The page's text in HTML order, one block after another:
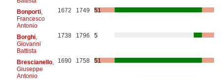
Bonporti,
Francesco
Antonio
1672 1749 51
Borghi,
Giovanni
Battista
1738 1796 5
Brescianello,
Giuseppe
Antonio
1690 1758 51